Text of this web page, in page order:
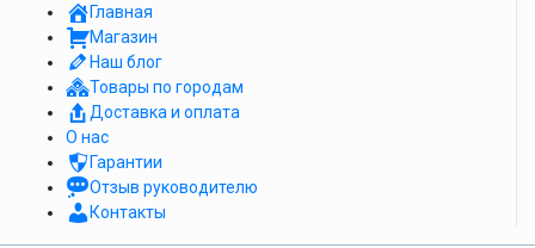
Главная
Магазин
Наш блог
Товары по городам
Доставка и оплата
О нас
Гарантии
Отзыв руководителю
Контакты